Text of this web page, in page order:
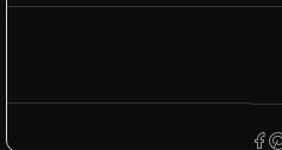
Disponibilité du produit